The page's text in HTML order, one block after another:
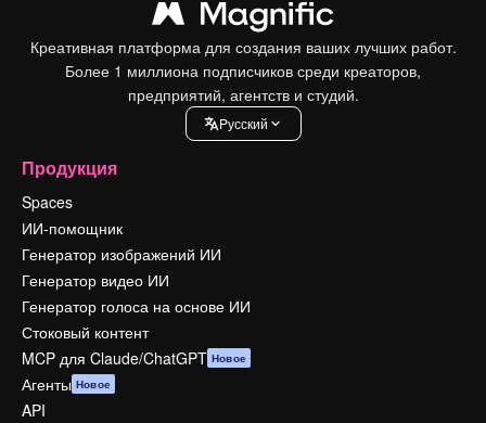
Креативная платформа для создания ваших лучших работ.
Более 1 миллиона подписчиков среди креаторов,
предприятий, агентств и студий.
Pусский
Продукция
Spaces
ИИ-помощник
Генератор изображений ИИ
Генератор видео ИИ
Генератор голоса на основе ИИ
Стоковый контент
MCP для Claude/ChatGPT Новое
Агенты Новое
API